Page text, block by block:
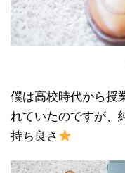
僕は高校時代から授
れていたのですが、
持ち良さ